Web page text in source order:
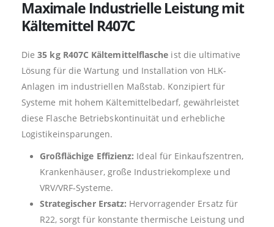
Maximale Industrielle Leistung mit
Kältemittel R407C
Die35 kg R407C Kältemittelflasche ist die ultimative
Lösung für die Wartung und Installation von HLK-
Anlagen im industriellen Maßstab. Konzipiert für
Systeme mit hohem Kältemittelbedarf, gewährleistet
diese Flasche Betriebskontinuität und erhebliche
Logistikeinsparungen.
Großflächige Effizienz: Ideal für Einkaufszentren,
Krankenhäuser, große Industriekomplexe und
VRV/VRF-Systeme.
Strategischer Ersatz: Hervorragender Ersatz für
R22, sorgt für konstante thermische Leistung und